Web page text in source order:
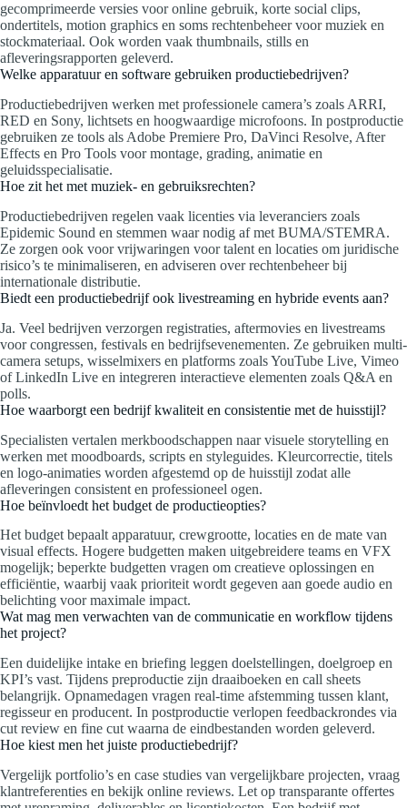
gecomprimeerde versies voor online gebruik, korte social clips,
ondertitels, motion graphics en soms rechtenbeheer voor muziek en
stockmateriaal. Ook worden vaak thumbnails, stills en
afleveringsrapporten geleverd.
Welke apparatuur en software gebruiken productiebedrijven?
Productiebedrijven werken met professionele camera’s zoals ARRI,
RED en Sony, lichtsets en hoogwaardige microfoons. In postproductie
gebruiken ze tools als Adobe Premiere Pro, DaVinci Resolve, After
Effects en Pro Tools voor montage, grading, animatie en
geluidsspecialisatie.
Hoe zit het met muziek- en gebruiksrechten?
Productiebedrijven regelen vaak licenties via leveranciers zoals
Epidemic Sound en stemmen waar nodig af met BUMA/STEMRA.
Ze zorgen ook voor vrijwaringen voor talent en locaties om juridische
risico’s te minimaliseren, en adviseren over rechtenbeheer bij
internationale distributie.
Biedt een productiebedrijf ook livestreaming en hybride events aan?
Ja. Veel bedrijven verzorgen registraties, aftermovies en livestreams
voor congressen, festivals en bedrijfsevenementen. Ze gebruiken multi-
camera setups, wisselmixers en platforms zoals YouTube Live, Vimeo
of LinkedIn Live en integreren interactieve elementen zoals Q&A en
polls.
Hoe waarborgt een bedrijf kwaliteit en consistentie met de huisstijl?
Specialisten vertalen merkboodschappen naar visuele storytelling en
werken met moodboards, scripts en styleguides. Kleurcorrectie, titels
en logo-animaties worden afgestemd op de huisstijl zodat alle
afleveringen consistent en professioneel ogen.
Hoe beïnvloedt het budget de productieopties?
Het budget bepaalt apparatuur, crewgrootte, locaties en de mate van
visual effects. Hogere budgetten maken uitgebreidere teams en VFX
mogelijk; beperkte budgetten vragen om creatieve oplossingen en
efficiëntie, waarbij vaak prioriteit wordt gegeven aan goede audio en
belichting voor maximale impact.
Wat mag men verwachten van de communicatie en workflow tijdens
het project?
Een duidelijke intake en briefing leggen doelstellingen, doelgroep en
KPI’s vast. Tijdens preproductie zijn draaiboeken en call sheets
belangrijk. Opnamedagen vragen real-time afstemming tussen klant,
regisseur en producent. In postproductie verlopen feedbackrondes via
cut review en fine cut waarna de eindbestanden worden geleverd.
Hoe kiest men het juiste productiebedrijf?
Vergelijk portfolio’s en case studies van vergelijkbare projecten, vraag
klantreferenties en bekijk online reviews. Let op transparante offertes